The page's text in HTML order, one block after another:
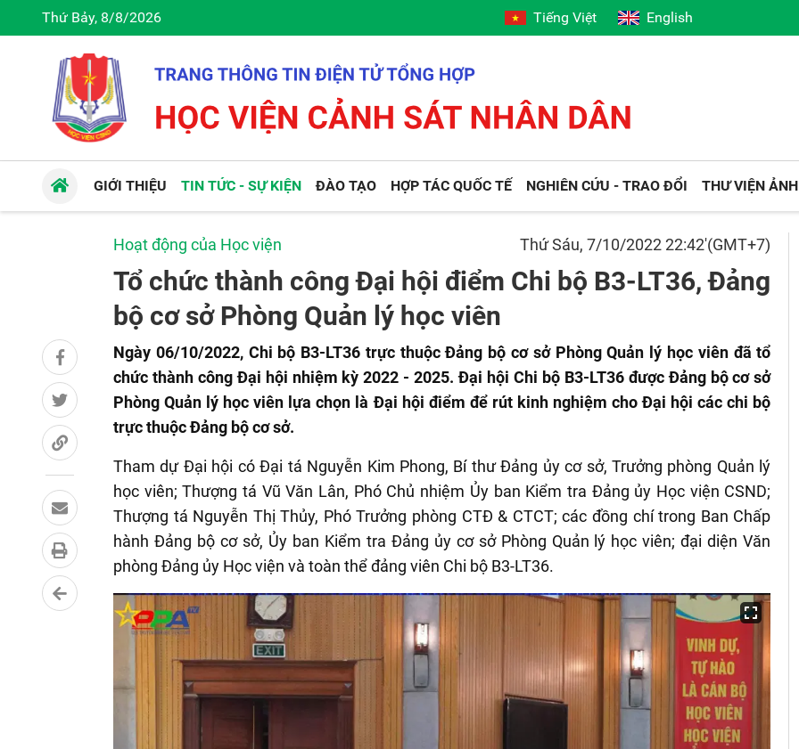
Thứ Bảy, 8/8/2026 Tiếng Việt English
GIỚI THIỆU TIN TỨC - SỰ KIỆN ĐÀO TẠO HỢP TÁC QUỐC TẾ NGHIÊN CỨU - TRAO ĐỔI THƯ VIỆN ẢNH
Hoạt động của Học viện Thứ Sáu, 7/10/2022 22:42'(GMT+7)
Tổ chức thành công Đại hội điểm Chi bộ B3-LT36, Đảng
bộ cơ sở Phòng Quản lý học viên
Ngày 06/10/2022, Chi bộ B3-LT36 trực thuộc Đảng bộ cơ sở Phòng Quản lý học viên đã tổ
chức thành công Đại hội nhiệm kỳ 2022 - 2025. Đại hội Chi bộ B3-LT36 được Đảng bộ cơ sở
Phòng Quản lý học viên lựa chọn là Đại hội điểm để rút kinh nghiệm cho Đại hội các chi bộ
trực thuộc Đảng bộ cơ sở.
Tham dự Đại hội có Đại tá Nguyễn Kim Phong, Bí thư Đảng ủy cơ sở, Trưởng phòng Quản lý
học viên; Thượng tá Vũ Văn Lân, Phó Chủ nhiệm Ủy ban Kiểm tra Đảng ủy Học viện CSND;
Thượng tá Nguyễn Thị Thủy, Phó Trưởng phòng CTĐ & CTCT; các đồng chí trong Ban Chấp
hành Đảng bộ cơ sở, Ủy ban Kiểm tra Đảng ủy cơ sở Phòng Quản lý học viên; đại diện Văn
phòng Đảng ủy Học viện và toàn thể đảng viên Chi bộ B3-LT36.